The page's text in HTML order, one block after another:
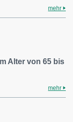
mehr
Alter von 65 bis
mehr